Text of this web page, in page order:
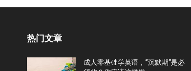
热门文章
成人零基础学英语，“沉默期”是必